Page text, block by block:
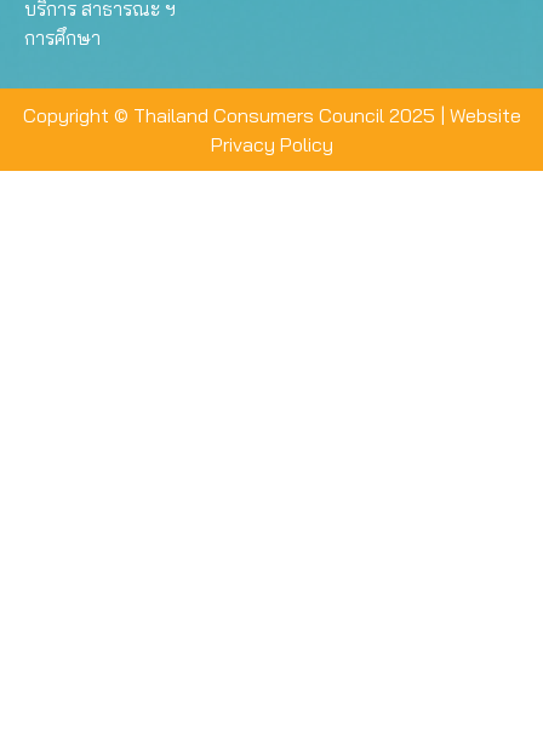
บริการ สาธารณะ ฯ
การศึกษา
Copyright © Thailand Consumers Council 2025 | Website
Privacy Policy